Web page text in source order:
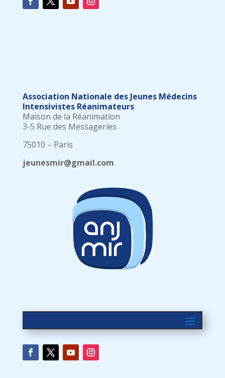
Association Nationale des Jeunes Médecins
Intensivistes Réanimateurs
Maison de la Réanimation
3-5 Rue des Messageries
75010 – Paris
jeunesmir@gmail.com